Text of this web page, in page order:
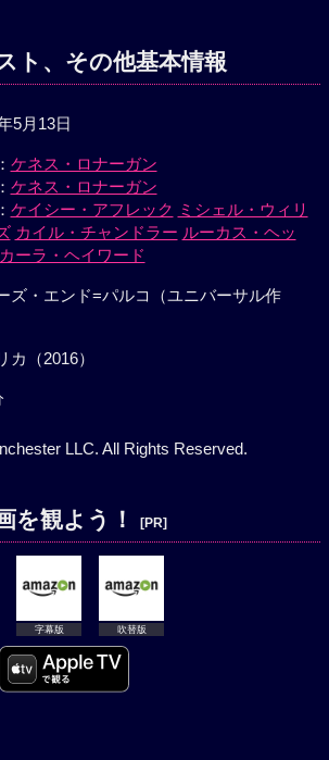
ト、その他基本情報
5月13日
ケネス・ロナーガン
ケネス・ロナーガン
ケイシー・アフレック ミシェル・ウィリ
カイル・チャンドラー ルーカス・ヘッ
カーラ・ヘイワード
ズ・エンド=パルコ（ユニバーサル作
カ（2016）
LLC. All Rights Reserved.
を観よう！ [PR]
字幕版 吹替版